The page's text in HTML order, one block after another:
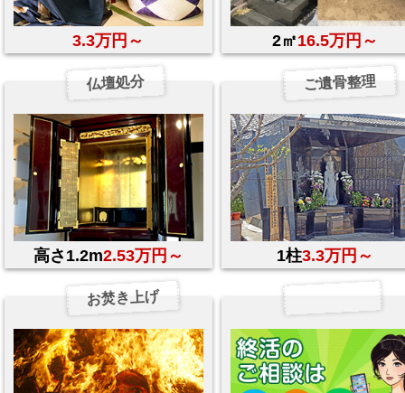
3.3万円～ 2㎡16.5万円～
仏壇処分
高さ1.2m2.53万円～
ご遺骨整理
1柱3.3万円～
お焚き上げ